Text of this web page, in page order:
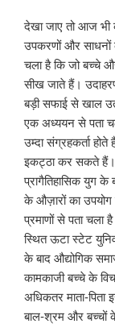
देखा जाए तो आज भी
उपकरणों और साधनों
चला है कि जो बच्चे
सीख जाते हैं।
बड़ी सफाई से खाल
एक अध्ययन से पता
उम्दा संग्रहकर्ता
इकट्ठा कर सकते हैं।
प्रागैतिहासिक युग
के औज़ारों का
प्रमाणों से पता चला
स्थित ऊटा स्टेट
के बाद औद्योगिक
कामकाजी बच्चे के
अधिकतर माता-
बाल-श्रम और बच्चों